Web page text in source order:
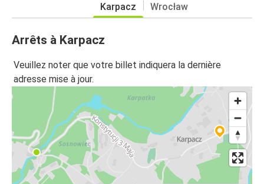
Karpacz Wrocław
Arrêts à Karpacz
Veuillez noter que votre billet indiquera la dernière
adresse mise à jour.